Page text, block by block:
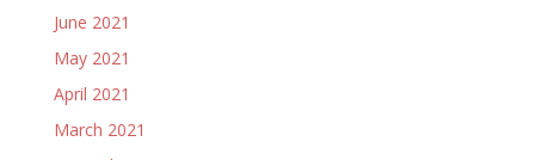
June 2021
May 2021
April 2021
March 2021